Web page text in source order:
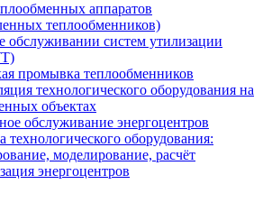
аппаратов
теплообменников)
обслуживании систем утилизации
промывка теплообменников
технологического оборудования на
объектах
обслуживание энергоцентров
технологического оборудования:
моделирование, расчёт
энергоцентров